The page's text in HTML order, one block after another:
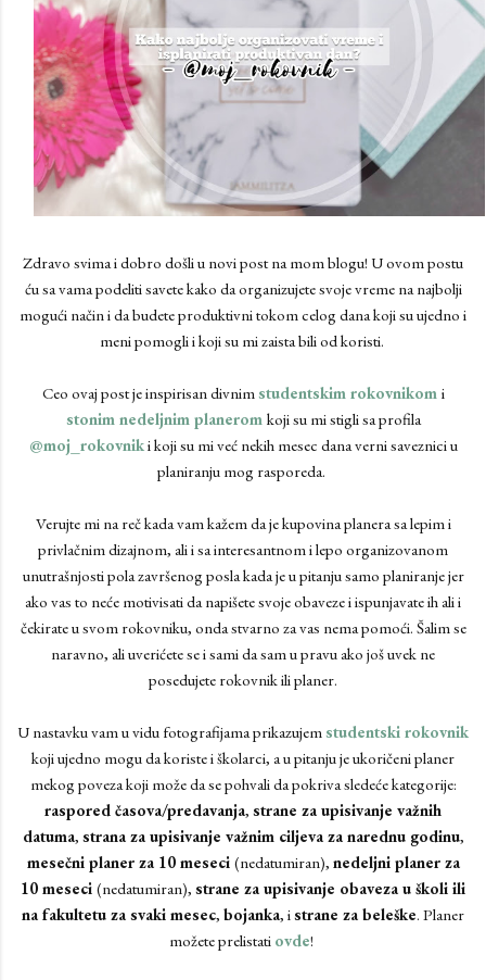
Zdravo svima i dobro došli u novi post na mom blogu! U ovom postu
ću sa vama podeliti savete kako da organizujete svoje vreme na najbolji
mogući način i da budete produktivni tokom celog dana koji su ujedno i
meni pomogli i koji su mi zaista bili od koristi.
Ceo ovaj post je inspirisan divnim studentskim rokovnikom i
stonim nedeljnim planerom koji su mi stigli sa profila
@moj_rokovniki koji su mi već nekih mesec dana verni saveznici u
planiranju mog rasporeda.
Verujte mi na reč kada vam kažem da je kupovina planera sa lepim i
privlačnim dizajnom, ali i sa interesantnom i lepo organizovanom
unutrašnjosti pola završenog posla kada je u pitanju samo planiranje jer
ako vas to neće motivisati da napišete svoje obaveze i ispunjavate ih ali i
čekirate u svom rokovniku, onda stvarno za vas nema pomoći. Šalim se
naravno, ali uverićete se i sami da sam u pravu ako još uvek ne
posedujete rokovnik ili planer.
U nastavku vam u vidu fotografijama prikazujem studentski rokovnik
koji ujedno mogu da koriste i školarci, a u pitanju je ukoričeni planer
mekog poveza koji može da se pohvali da pokriva sledeće kategorije:
raspored časova/predavanja, strane za upisivanje važnih
datuma, strana za upisivanje važnim ciljeva za narednu godinu,
mesečni planer za 10 meseci (nedatumiran), nedeljni planer za
10 meseci (nedatumiran), strane za upisivanje obaveza u školi ili
na fakultetu za svaki mesec, bojanka, i strane za beleške. Planer
možete prelistati ovde!